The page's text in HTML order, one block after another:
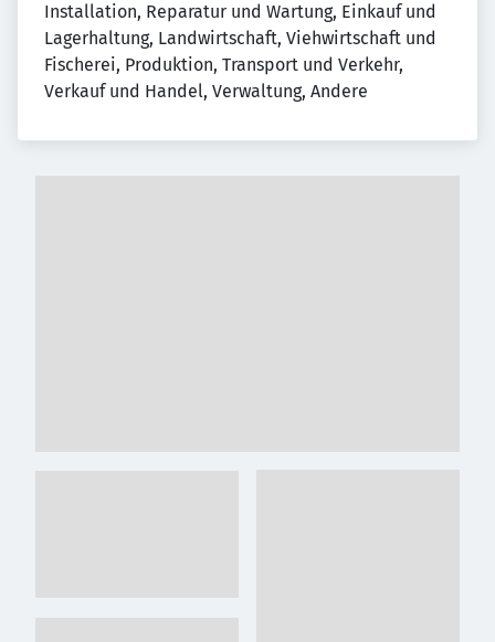
Installation, Reparatur und Wartung, Einkauf und
Lagerhaltung, Landwirtschaft, Viehwirtschaft und
Fischerei, Produktion, Transport und Verkehr,
Verkauf und Handel, Verwaltung, Andere